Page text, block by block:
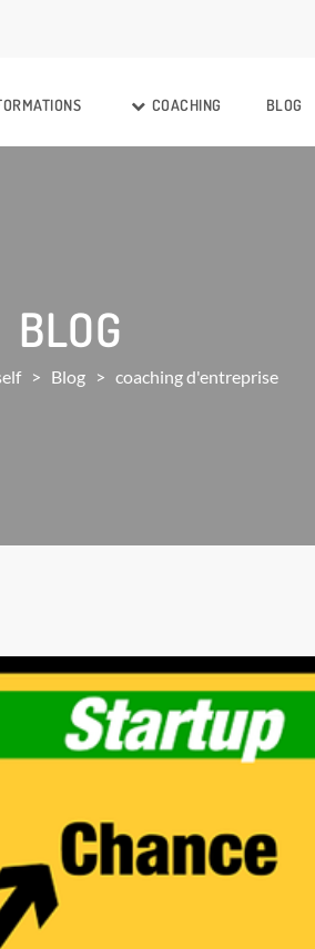
COACHING BLOG
BLOG
> Blog > coaching d'entreprise